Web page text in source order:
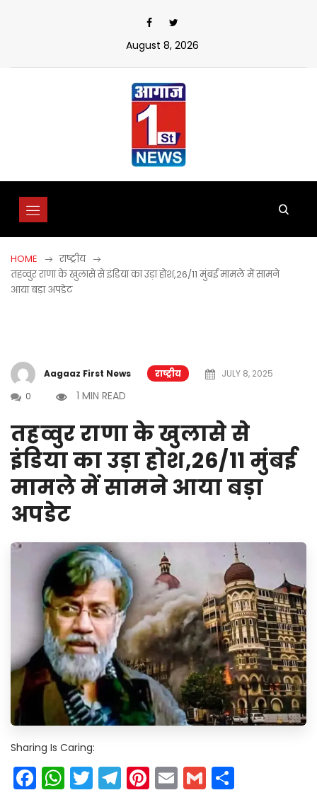
August 8, 2026
HOME
राष्ट्रीय
तहव्वुर राणा के खुलासे से इंडिया का उड़ा होश,26/11 मुंबई मामले में सामने
आया बड़ा अपडेट
Aagaaz First News राष्ट्रीय
JULY 8, 2025
0
1 MIN READ
तहव्वुर राणा के खुलासे से
इंडिया का उड़ा होश,26/11 मुंबई
मामले में सामने आया बड़ा
अपडेट
Sharing Is Caring:
Facebook
WhatsApp
Twitter
Telegram
Pinterest
EmailGmail